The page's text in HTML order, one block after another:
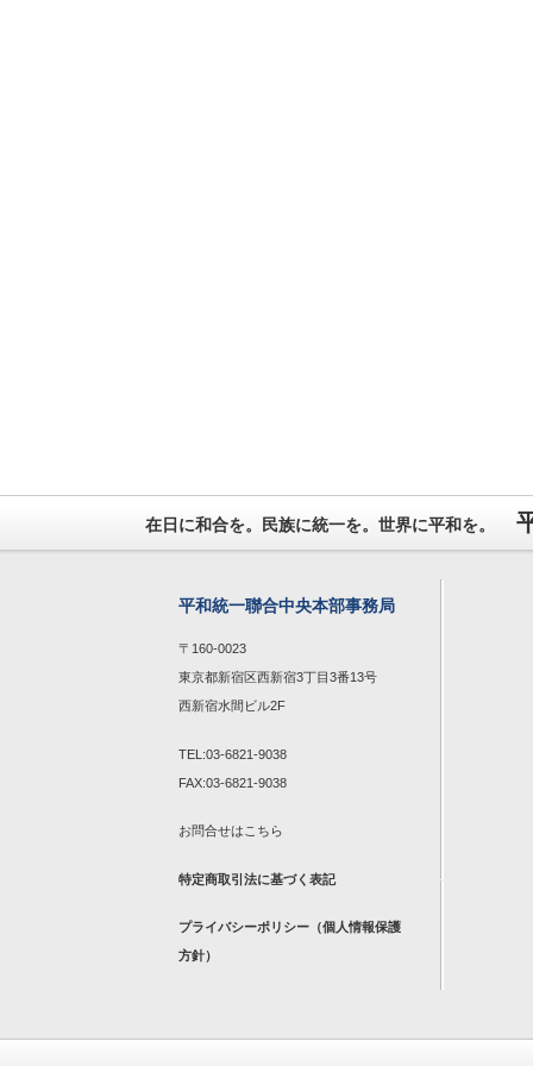
在日に和合を。民族に統一を。世界に平和を。
平和統一聯合中央本部事務局
〒160-0023
東京都新宿区西新宿3丁目3番13号
西新宿水間ビル2F
TEL:03-6821-9038
FAX:03-6821-9038
お問合せは こちら
特定商取引法に基づく表記
プライバシーポリシー（個人情報保護
方針）